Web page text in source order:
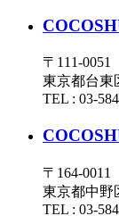
〒111-0051
東京都台東
TEL : 03-
〒164-0011
東京都中野
TEL : 03-